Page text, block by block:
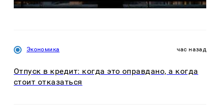
Экономика час назад
Отпуск в кредит: когда это оправдано, а когда
стоит отказаться